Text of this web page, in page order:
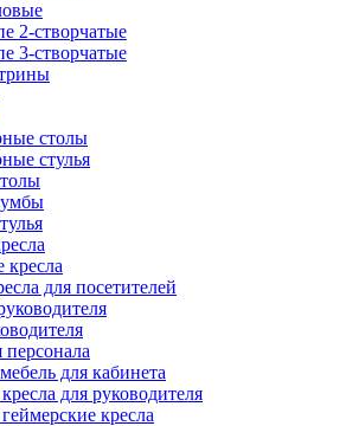
2-створчатые
3-створчатые
столы
стулья
кресла
для посетителей
для кабинета
для руководителя
кресла